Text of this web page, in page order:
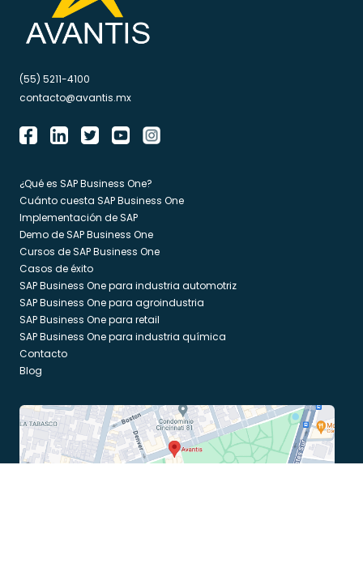
(55) 5211-4100
contacto@avantis.mx
¿Qué es SAP Business One?
Cuánto cuesta SAP Business One
Implementación de SAP
Demo de SAP Business One
Cursos de SAP Business One
Casos de éxito
SAP Business One para industria automotriz
SAP Business One para agroindustria
SAP Business One para retail
SAP Business One para industria química
Contacto
Blog